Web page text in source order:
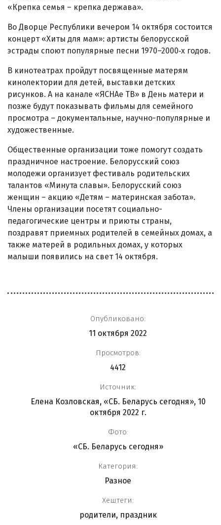
«Крепка семья – крепка держава».
Во Дворце Республики вечером 14 октября состоится
концерт «Хиты для мам»: артисты белорусской
эстрады споют популярные песни 1970–2000‑х годов.
В кинотеатрах пройдут посвященные матерям
кинолектории для детей, выставки детских
рисунков. А на канале «ЯСНАе ТВ» в День матери и
позже будут показывать фильмы для семейного
просмотра – документальные, научно-популярные и
художественные.
Общественные организации тоже помогут создать
праздничное настроение. Белорусский союз
молодежи организует фестиваль родительских
талантов «Минута славы». Белорусский союз
женщин – акцию «Детям – материнская забота».
Члены организации посетят социально-
педагогические центры и приюты страны,
поздравят приемных родителей в семейных домах, а
также матерей в родильных домах, у которых
малыши появились на свет 14 октября.
Опубликовано:
11 октября 2022
Просмотров:
4412
Источник:
Елена Козловская, «СБ. Беларусь сегодня», 10
октября 2022 г.
Фото:
«СБ. Беларусь сегодня»
Категория:
Разное
Хештеги:
родители, праздник